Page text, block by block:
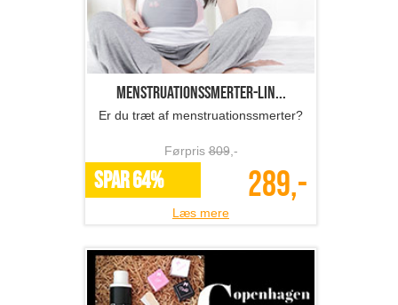
Menstruationssmerter-lin...
Er du træt af menstruationssmerter?
Førpris809,-
SPAR 64% 289,-
Læs mere